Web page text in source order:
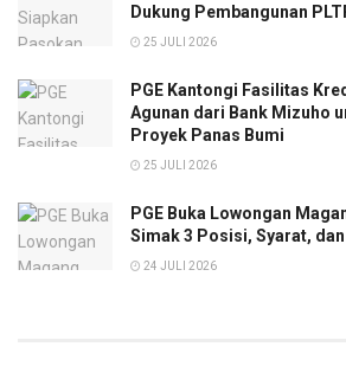
Dukung Pembangunan
25 JULI 2026
PGE Kantongi Fasilitas
Agunan dari Bank Mizuho
Proyek Panas Bumi
25 JULI 2026
PGE Buka Lowongan
Simak 3 Posisi, Syarat,
24 JULI 2026